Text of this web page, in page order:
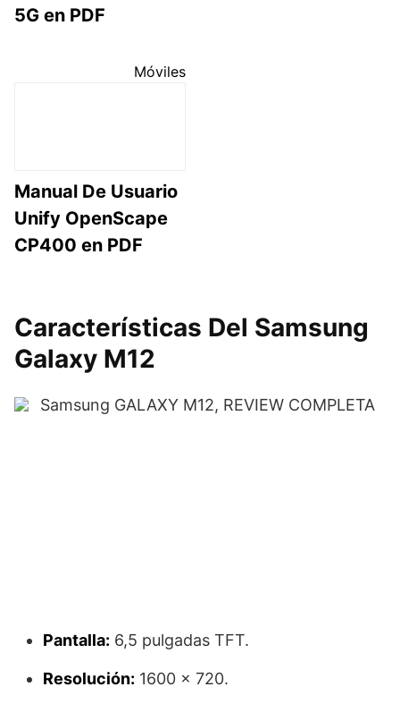
5G en PDF
Móviles
Manual De Usuario
Unify OpenScape
CP400 en PDF
Características Del Samsung
Galaxy M12
Pantalla: 6,5 pulgadas TFT.
Resolución: 1600 x 720.